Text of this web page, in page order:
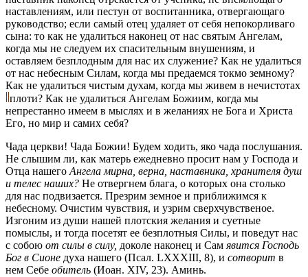
наставлениям, или пестун от воспитанника, отвергающаго
руководство; если самый отец удаляет от себя непокорливаго
сына: то как не удалиться наконец от нас святым Ангелам,
когда мы не следуем их спасительным внушениям, и
оставляем безплодным для нас их служение? Как не удалиться
от нас небесным Силам, когда мы предаемся токмо земному?
Как не удалиться чистым духам, когда мы живем в нечистотах
плоти? Как не удалиться Ангелам Божиим, когда мы
непрестанно имеем в мыслях и в желаниях не Бога и Христа
Его, но мир и самих себя?
Чада церкви! Чада Божии! Будем ходить, яко чада послушания.
Не слышим ли, как матерь ежедневно просит нам у Господа и
Отца нашегоАнгела мирна, верна, наставника, хранителя душ
и телес наших? Не отвергнем блага, о которых она столько
для нас подвизается. Презрим земное и приближимся к
небесному. Очистим чувствия, и узрим сверхчувственое.
Изгоним из души нашей плотския желания и суетные
помыслы, и тогда посетят ее безплотныя Силы, и поведут нас
с собою от силы в силу, доколе наконец и Самявится Господь
Бог в Сионе духа нашего (Псал. LXXXIII, 8), и сотворит в
нем Себе обитель (Иоан. XIV, 23). Аминь.